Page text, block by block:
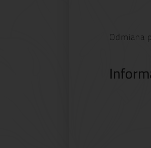
Odmiana